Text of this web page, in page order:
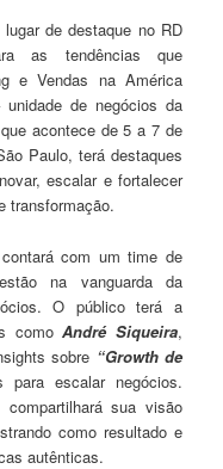
de destaque no RD
as tendências que
e Vendas na América
de negócios da
acontece de 5 a 7 de
Paulo, terá destaques
escalar e fortalecer
transformação.
com um time de
na vanguarda da
O público terá a
comoAndré Siqueira,
sobre “Growth de
para escalar negócios.
sua visão
como resultado e
autênticas.